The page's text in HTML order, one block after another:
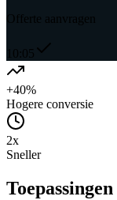
Offerte aanvragen
10:05
+40%
Hogere conversie
2x
Sneller
Toepassingen